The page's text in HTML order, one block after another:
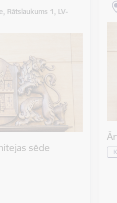
Rātslaukums 1, LV-
sēde